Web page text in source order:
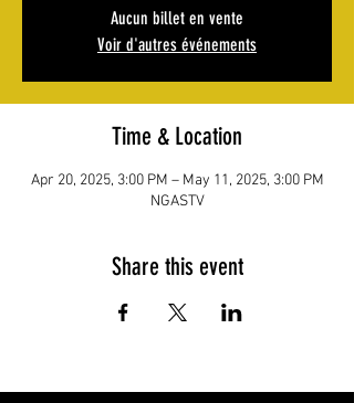
Aucun billet en vente
Voir d'autres événements
Time & Location
Apr 20, 2025, 3:00 PM – May 11, 2025, 3:00 PM
NGASTV
Share this event